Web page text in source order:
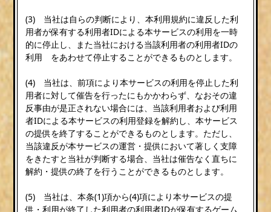
(3) 当社は自らの判断により、本利用規約に違反した利
用者が保有する利用者IDによる本サービスの利用を一時
的に停止し、また当社における当該利用者の利用者IDの
利用 をあわせて停止することができるものとします。
(4) 当社は、前項により本サービスの利用を停止した利
用者に対して催告を行ったにもかかわらず、なおその違
反事由が是正されない場合には、当該利用者および利用
者IDによる本サービスの利用登録を解約し、本サービス
の提供を終了することができるものとします。ただし、
当該違反が本サービスの運営・提供において著しく支障
をきたすと当社が判断する場合、当社は催告なく直ちに
解約・提供の終了を行うことができるものとします。
(5) 当社は、本条(1)項から(4)項により本サービスの提
供・利用が終了した利用者の利用者IDが保有するゲーム